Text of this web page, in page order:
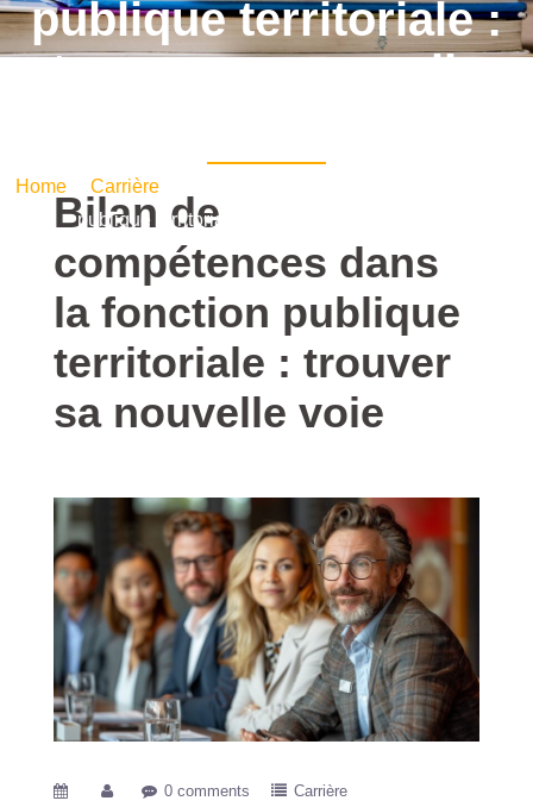
publique territoriale :
trouver sa nouvelle
Home/ Carrière/ Bilan de compétences dans la fonction
publique territoriale : trouver sa nouvelle voie
Bilan de
compétences dans
la fonction publique
territoriale : trouver
sa nouvelle voie
0 comments Carrière